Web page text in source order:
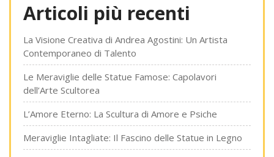
Articoli più recenti
La Visione Creativa di Andrea Agostini: Un Artista
Contemporaneo di Talento
Le Meraviglie delle Statue Famose: Capolavori
dell’Arte Scultorea
L’Amore Eterno: La Scultura di Amore e Psiche
Meraviglie Intagliate: Il Fascino delle Statue in Legno